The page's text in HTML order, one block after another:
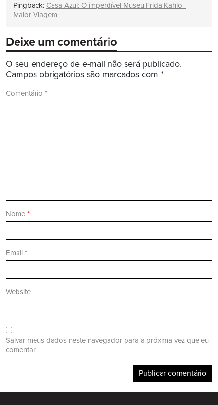
Pingback: Casa Azul: O imperdível Museu Frida Kahlo -
Maior Viagem
Deixe um comentário
O seu endereço de e-mail não será publicado.
Campos obrigatórios são marcados com *
Comentário *
Nome *
Email *
Website
Salvar meus dados neste navegador para a próxima vez que eu
comentar.